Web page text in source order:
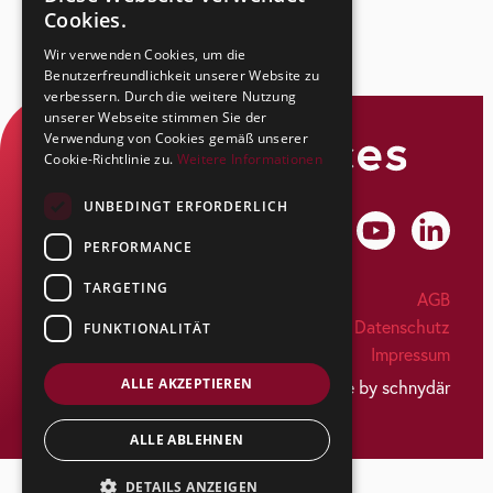
SecuSuisse AG
Kapfstrasse 44
CH-8608 Bubikon
Tel: +41 55 263 17 77
info@secusuisse.ch
AGB
Datenschutz
Impressum
made by schnydär
Cookies.
Wir verwenden Cookies, um die
Benutzerfreundlichkeit unserer Website zu
verbessern. Durch die weitere Nutzung
unserer Webseite stimmen Sie der
Verwendung von Cookies gemäß unserer
Cookie-Richtlinie zu. Weitere Informationen
UNBEDINGT ERFORDERLICH
PERFORMANCE
TARGETING
FUNKTIONALITÄT
ALLE AKZEPTIEREN
ALLE ABLEHNEN
DETAILS ANZEIGEN